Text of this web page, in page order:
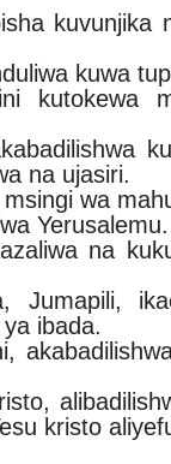
kuvunjika
kuwa
kutokewa
na ujasiri.
wa
Yerusalemu.
na
Jumapili,
ibada.
kristo